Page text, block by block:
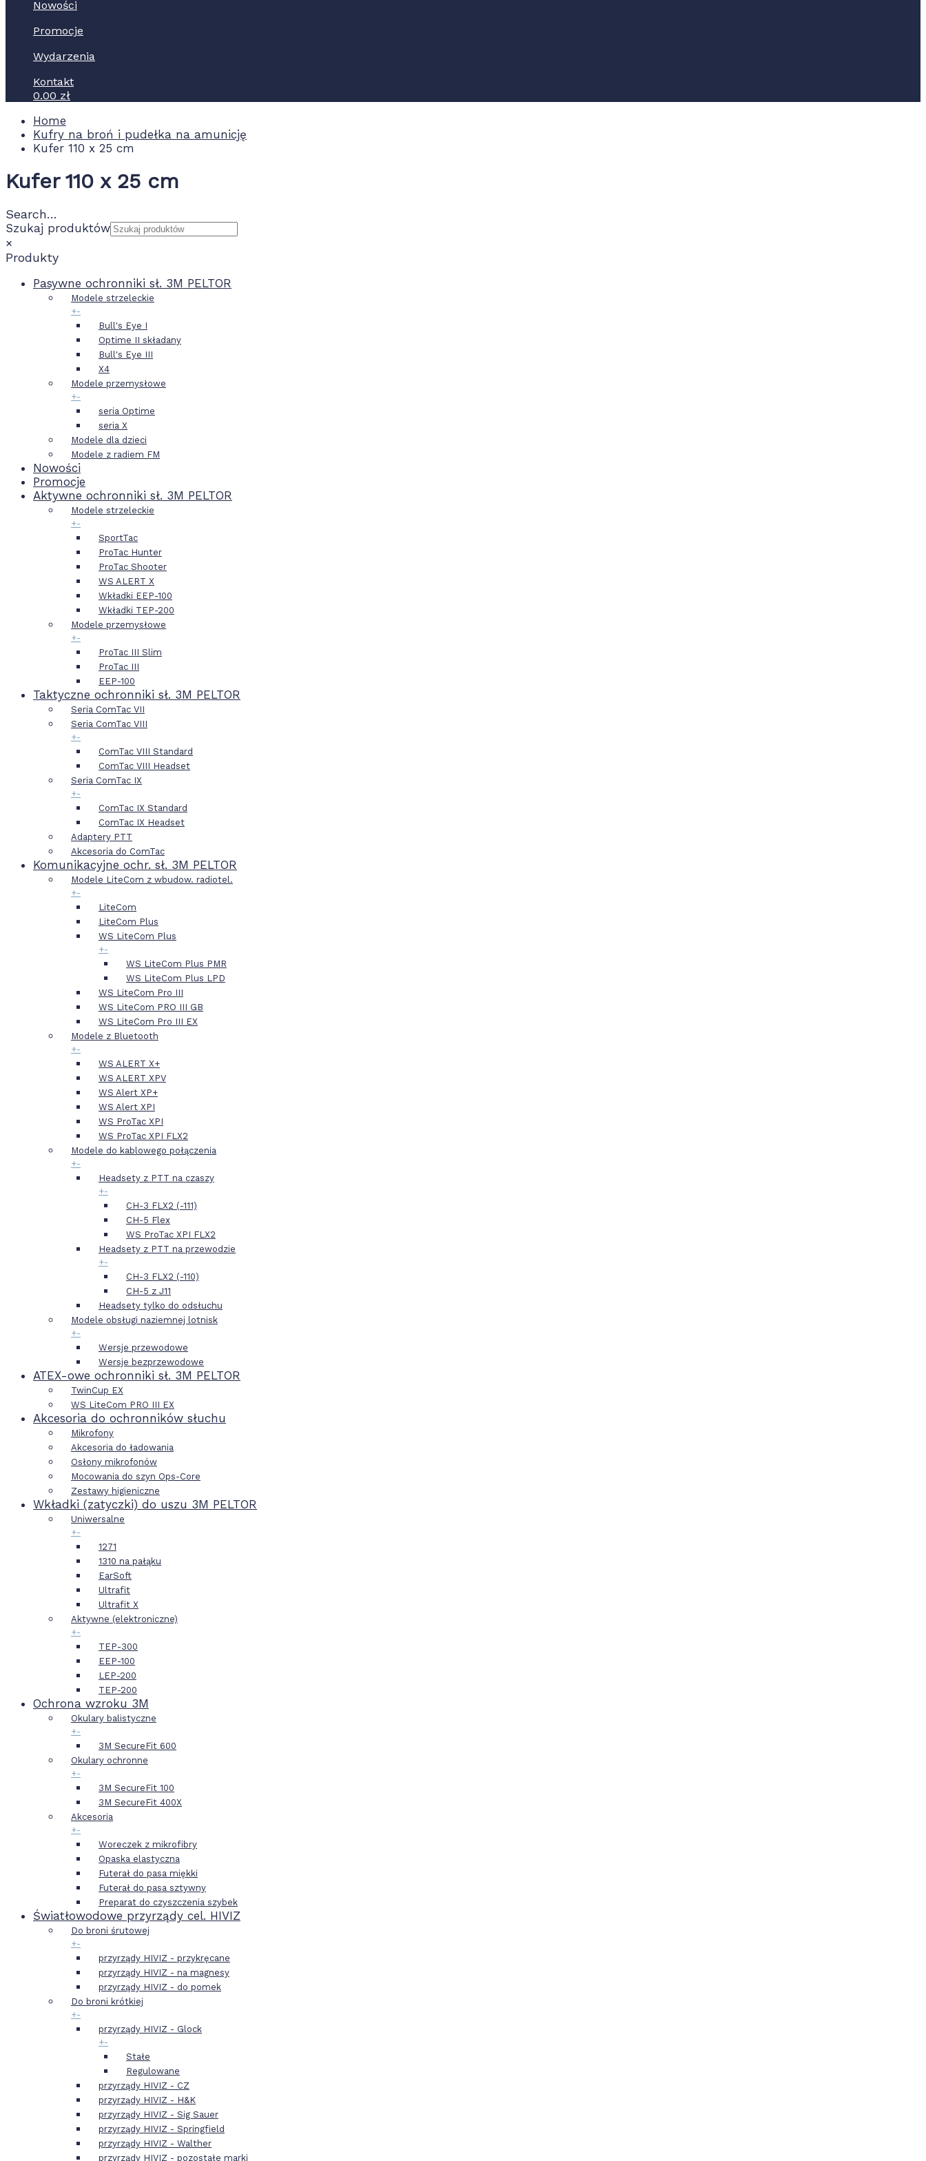
Nowości
Promocje
Wydarzenia
Kontakt
0.00 zł
Home
Kufry na broń i pudełka na amunicję
Kufer 110 x 25 cm
Kufer 110 x 25 cm
Search…
Szukaj produktów
×
Produkty
Pasywne ochronniki sł. 3M PELTOR
Modele strzeleckie
+-
Bull's Eye I
Optime II składany
Bull's Eye III
X4
Modele przemysłowe
+-
seria Optime
seria X
Modele dla dzieci
Modele z radiem FM
Nowości
Promocje
Aktywne ochronniki sł. 3M PELTOR
Modele strzeleckie
+-
SportTac
ProTac Hunter
ProTac Shooter
WS ALERT X
Wkładki EEP-100
Wkładki TEP-200
Modele przemysłowe
+-
ProTac III Slim
ProTac III
EEP-100
Taktyczne ochronniki sł. 3M PELTOR
Seria ComTac VII
Seria ComTac VIII
+-
ComTac VIII Standard
ComTac VIII Headset
Seria ComTac IX
+-
ComTac IX Standard
ComTac IX Headset
Adaptery PTT
Akcesoria do ComTac
Komunikacyjne ochr. sł. 3M PELTOR
Modele LiteCom z wbudow. radiotel.
+-
LiteCom
LiteCom Plus
WS LiteCom Plus
+-
WS LiteCom Plus PMR
WS LiteCom Plus LPD
WS LiteCom Pro III
WS LiteCom PRO III GB
WS LiteCom Pro III EX
Modele z Bluetooth
+-
WS ALERT X+
WS ALERT XPV
WS Alert XP+
WS Alert XPI
WS ProTac XPI
WS ProTac XPI FLX2
Modele do kablowego połączenia
+-
Headsety z PTT na czaszy
+-
CH-3 FLX2 (-111)
CH-5 Flex
WS ProTac XPI FLX2
Headsety z PTT na przewodzie
+-
CH-3 FLX2 (-110)
CH-5 z J11
Headsety tylko do odsłuchu
Modele obsługi naziemnej lotnisk
+-
Wersje przewodowe
Wersje bezprzewodowe
ATEX-owe ochronniki sł. 3M PELTOR
TwinCup EX
WS LiteCom PRO III EX
Akcesoria do ochronników słuchu
Mikrofony
Akcesoria do ładowania
Osłony mikrofonów
Mocowania do szyn Ops-Core
Zestawy higieniczne
Wkładki (zatyczki) do uszu 3M PELTOR
Uniwersalne
+-
1271
1310 na pałąku
EarSoft
Ultrafit
Ultrafit X
Aktywne (elektroniczne)
+-
TEP-300
EEP-100
LEP-200
TEP-200
Ochrona wzroku 3M
Okulary balistyczne
+-
3M SecureFit 600
Okulary ochronne
+-
3M SecureFit 100
3M SecureFit 400X
Akcesoria
+-
Woreczek z mikrofibry
Opaska elastyczna
Futerał do pasa miękki
Futerał do pasa sztywny
Preparat do czyszczenia szybek
Światłowodowe przyrządy cel. HIVIZ
Do broni śrutowej
+-
przyrządy HIVIZ - przykręcane
przyrządy HIVIZ - na magnesy
przyrządy HIVIZ - do pomek
Do broni krótkiej
+-
przyrządy HIVIZ - Glock
+-
Stałe
Regulowane
przyrządy HIVIZ - CZ
przyrządy HIVIZ - H&K
przyrządy HIVIZ - Sig Sauer
przyrządy HIVIZ - Springfield
przyrządy HIVIZ - Walther
przyrządy HIVIZ - pozostałe marki